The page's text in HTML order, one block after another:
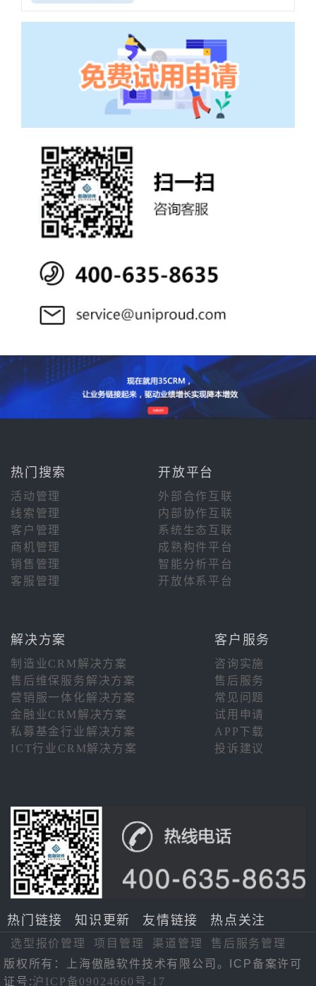
热门搜索 开放平台
活动管理
外部合作互联
线索管理
内部协作互联
客户管理
系统生态互联
商机管理
成熟构件平台
销售管理
智能分析平台
客服管理
开放体系平台
解决方案 客户服务
制造业CRM解决方案
咨询实施
售后维保服务解决方案
售后服务
营销服一体化解决方案
常见问题
金融业CRM解决方案
试用申请
私募基金行业解决方案
APP下载
ICT行业CRM解决方案
投诉建议
热门链接 知识更新 友情链接 热点关注
选型报价管理 项目管理 渠道管理
售后服务管理
版权所有：上海傲融软件技术有限公司。ICP备案许可
证号:沪ICP备09024660号-17